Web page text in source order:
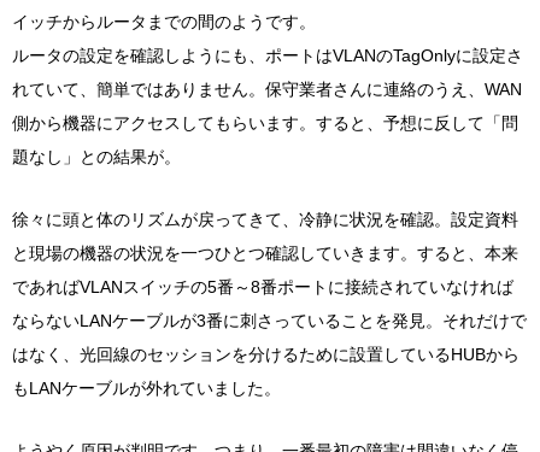
イッチからルータまでの間のようです。
ルータの設定を確認しようにも、ポートはVLANのTagOnlyに設定さ
れていて、簡単ではありません。保守業者さんに連絡のうえ、WAN
側から機器にアクセスしてもらいます。すると、予想に反して「問
題なし」との結果が。
徐々に頭と体のリズムが戻ってきて、冷静に状況を確認。設定資料
と現場の機器の状況を一つひとつ確認していきます。すると、本来
であればVLANスイッチの5番～8番ポートに接続されていなければ
ならないLANケーブルが3番に刺さっていることを発見。それだけで
はなく、光回線のセッションを分けるために設置しているHUBから
もLANケーブルが外れていました。